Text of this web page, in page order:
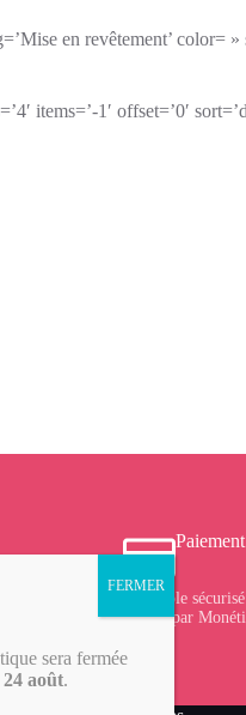
en revêtement’
items=’-1′ offset=’0′
d’achat sur le
Protocole
vérifié par
sera fermée
août.